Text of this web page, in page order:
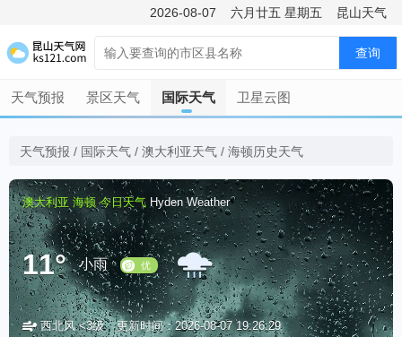
2026-08-07 六月廿五 星期五 昆山天气
查询
天气预报 景区天气 国际天气 卫星云图
天气预报 / 国际天气 / 澳大利亚天气 / 海顿历史天气
澳大利亚 海顿 今日天气 Hyden Weather
11° 小雨
西北风 <3级 更新时间：2026-08-07 19:26:29